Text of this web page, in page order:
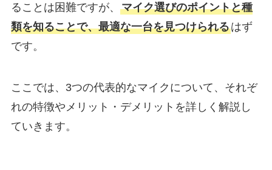
ることは困難ですが、 マイク選びのポイントと種
類を知ることで、最適な一台を見つけられるはず
です。
ここでは、3つの代表的なマイクについて、それぞ
れの特徴やメリット・デメリットを詳しく解説し
ていきます。